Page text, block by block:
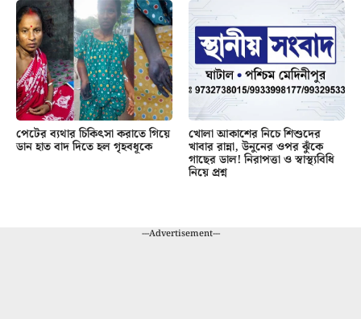
পেটের ব্যথার চিকিৎসা করাতে গিয়ে
ডান হাত বাদ দিতে হল গৃহবধূকে
খোলা আকাশের নিচে শিশুদের
খাবার রান্না, উনুনের ওপর ঝুঁকে
গাছের ডাল! নিরাপত্তা ও স্বাস্থ্যবিধি
নিয়ে প্রশ্ন
---Advertisement---